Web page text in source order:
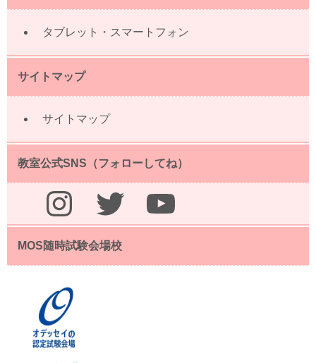
タブレット・スマートフォン
サイトマップ
サイトマップ
教室公式SNS（フォローしてね）
Instagram Twitter YouTube
MOS随時試験会場校